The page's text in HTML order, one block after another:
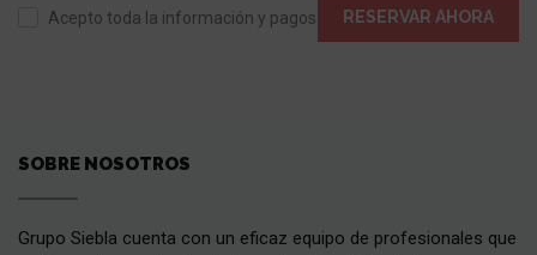
Acepto toda la información y pagos RESERVAR AHORA
SOBRE NOSOTROS
Grupo Siebla cuenta con un eficaz equipo de profesionales que